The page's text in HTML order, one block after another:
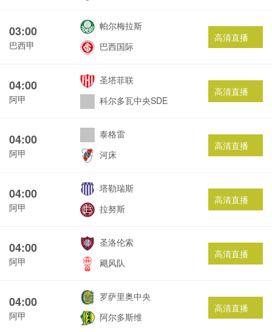
03:00
巴西甲
帕尔梅拉斯
巴西国际
高清直播
04:00
阿甲
圣塔菲联
科尔多瓦中央SDE
高清直播
04:00
阿甲
泰格雷
河床
高清直播
04:00
阿甲
塔勒瑞斯
拉努斯
高清直播
04:00
阿甲
圣洛伦索
飓风队
高清直播
04:00
阿甲
罗萨里奥中央
阿尔多斯维
高清直播